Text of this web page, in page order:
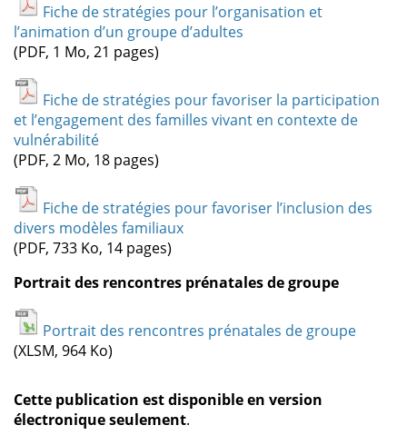
Fiche de stratégies pour l’organisation et
l’animation d’un groupe d’adultes
(PDF, 1 Mo, 21 pages)
Fiche de stratégies pour favoriser la participation
et l’engagement des familles vivant en contexte de
vulnérabilité
(PDF, 2 Mo, 18 pages)
Fiche de stratégies pour favoriser l’inclusion des
divers modèles familiaux
(PDF, 733 Ko, 14 pages)
Portrait des rencontres prénatales de groupe
Portrait des rencontres prénatales de groupe
(XLSM, 964 Ko)
Cette publication est disponible en version
électronique seulement.